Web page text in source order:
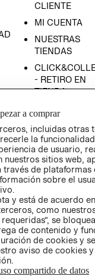
CLIENTE
MI CUENTA
NUESTRAS
TIENDAS
- RETIRO EN
TIENDA
CONDICIONES
AVISO DE
PRIVACIDAD
GIFT CARD
AVISO DE
a comprar
incluidas otras
la
de usuario,
sitios web,
de plataformas
sobre el
y está de acuerdo
como
se
de contenido y
de cookies y
aviso de cookies
compartido de datos